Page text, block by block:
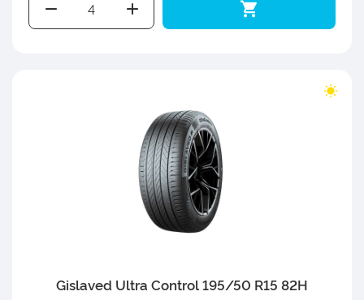
Gislaved Ultra Control 195/50 R15 82H